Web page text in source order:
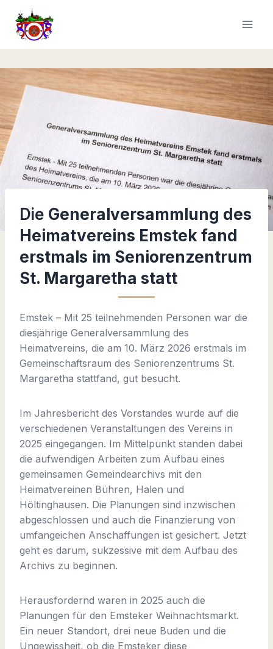
Inhalt
springen
Die Generalversammlung des
Heimatvereins Emstek fand
erstmals im Seniorenzentrum
St. Margaretha statt
Emstek – Mit 25 teilnehmenden Personen war die
diesjährige Generalversammlung des
Heimatvereins, die am 10. März 2026 erstmals im
Gemeinschaftsraum des Seniorenzentrums St.
Margaretha stattfand, gut besucht.
Im Jahresbericht des Vorstandes wurde auf die
verschiedenen Veranstaltungen des Vereins in
2025 eingegangen. Im Mittelpunkt standen dabei
die aufwendigen Arbeiten zum Aufbau eines
gemeinsamen Gemeindearchivs mit den
Heimatvereinen Bühren, Halen und
Höltinghausen. Die Planungen sind inzwischen
abgeschlossen und auch die Finanzierung von
umfangeichen Anschaffungen ist gesichert. Jetzt
geht es darum, sukzessive mit dem Aufbau des
Archivs zu beginnen.
Herausfordernd waren in 2025 auch die
Planungen für den Emsteker Weihnachtsmarkt.
Ein neuer Standort, drei neue Buden und die
Ungewissheit, ob die Emsteker diese